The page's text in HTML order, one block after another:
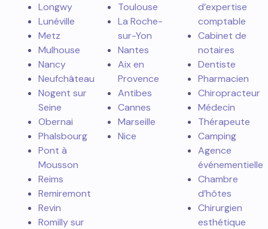
Longwy
Lunéville
Metz
Mulhouse
Nancy
Neufchâteau
Nogent sur
Seine
Obernai
Phalsbourg
Pont à
Mousson
Reims
Remiremont
Revin
Romilly sur
Toulouse
La Roche-
sur-Yon
Nantes
Aix en
Provence
Antibes
Cannes
Marseille
Nice
d’expertise
comptable
Cabinet de
notaires
Dentiste
Pharmacien
Chiropracteur
Médecin
Thérapeute
Camping
Agence
événementielle
Chambre
d’hôtes
Chirurgien
esthétique